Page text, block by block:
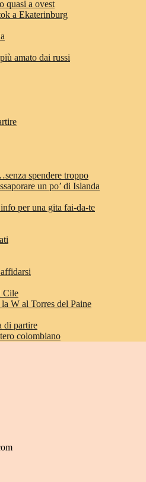
quasi a ovest
a Ekaterinburg
amato dai russi
spendere troppo
un po’ di Islanda
per una gita fai-da-te
Cile
W al Torres del Paine
di partire
colombiano